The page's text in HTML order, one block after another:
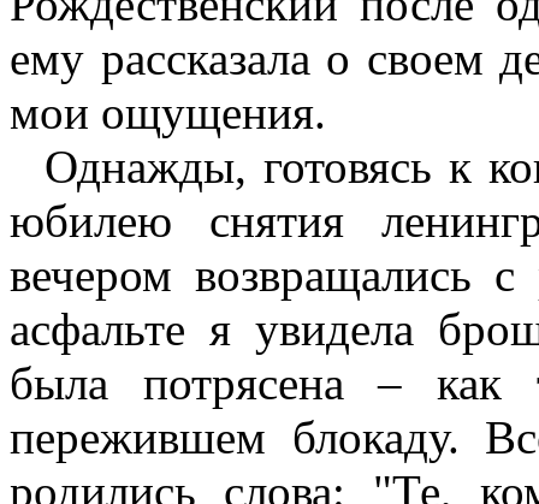
ему рассказала о своем
мои ощущения.
Однажды, готовясь к
юбилею снятия
вечером возвращались
асфальте я увидела
была потрясена – как
пережившем блокаду.
родились слова: "Те,